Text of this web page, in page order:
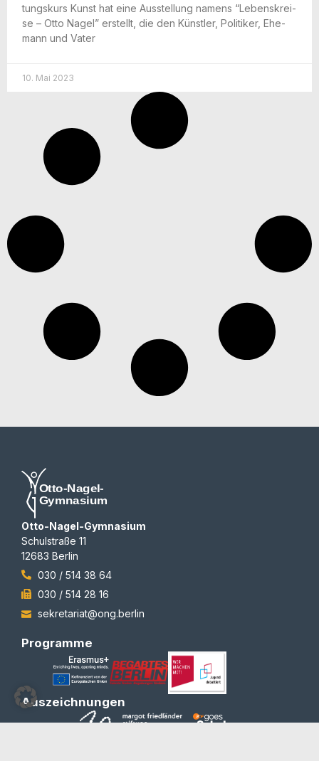
tungs­kurs Kunst hat eine Aus­stel­lung namens “Lebens­krei­
se – Otto Nagel” erstellt, die den Künst­ler, Poli­ti­ker, Ehe­
mann und Vater
10. Mai 2023
Otto-Nagel-Gymnasium
Schulstraße 11
12683 Berlin
030 / 514 38 64
030 / 514 28 16
sekretariat@ong.berlin
Programme
Auszeichnungen